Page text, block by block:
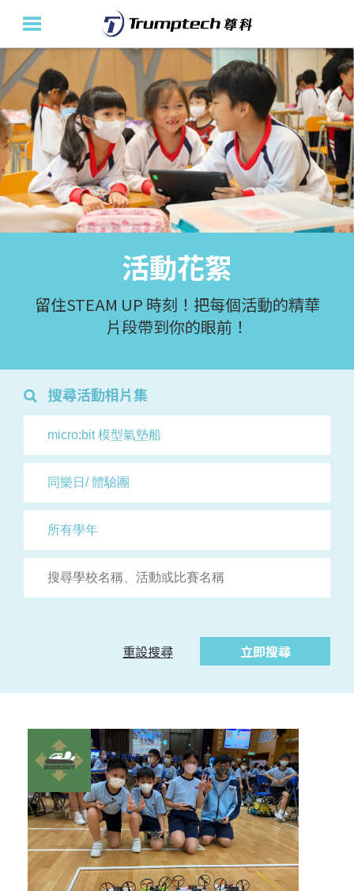
活動花絮
留住STEAM UP 時刻！把每個活動的精華
片段帶到你的眼前！
搜尋活動相片集
重設搜尋 立即搜尋
主頁
關於我們
教育產品及方案
活動花絮
最新消息
聯絡我們
En